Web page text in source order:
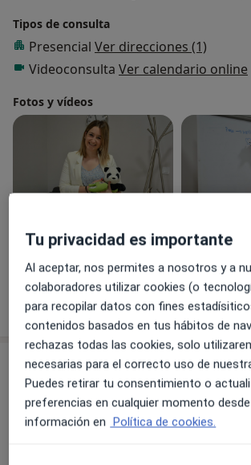
Tipos de consulta
Presencial Ver direcciones (1)
Videoconsulta Ver calendario online
Fotos y vídeos
Ver galería (4)
Mostrar más detalles
sobre la
Servicios y precios
Consulta online
70 € Detalles
Tu privacidad es importante
Al aceptar, nos permites a nosotros y a
colaboradores utilizar cookies (o
para recopilar datos con fines
contenidos basados en tus hábitos de
rechazas todas las cookies, solo
necesarias para el correcto uso de
Puedes retirar tu consentimiento o
preferencias en cualquier momento
información en Política de cookies.